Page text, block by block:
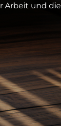
Arbeit und die